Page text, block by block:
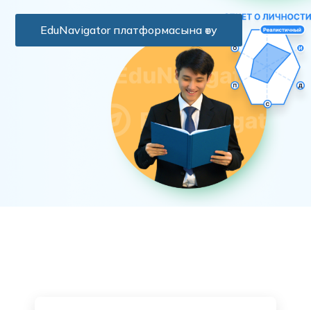
EduNavigator платформасына өту